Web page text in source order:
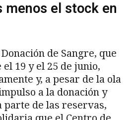
menos el stock en
de Sangre, que
19 y el 25 de junio,
y, a pesar de la ola
a la donación y
de las reservas,